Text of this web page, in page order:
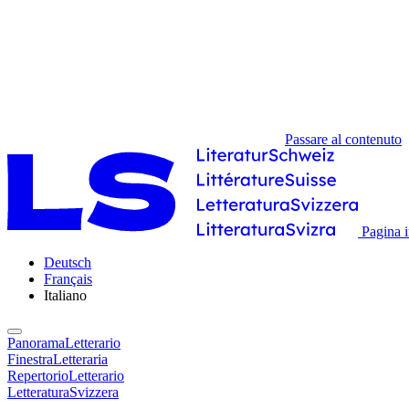
Passare al contenuto
Pagina
Deutsch
Français
Italiano
PanoramaLetterario
FinestraLetteraria
RepertorioLetterario
LetteraturaSvizzera